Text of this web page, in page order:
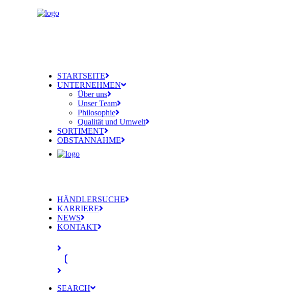
STARTSEITE
UNTERNEHMEN
Über uns
Unser Team
Philosophie
Qualität und Umwelt
SORTIMENT
OBSTANNAHME
HÄNDLERSUCHE
KARRIERE
NEWS
KONTAKT
SEARCH